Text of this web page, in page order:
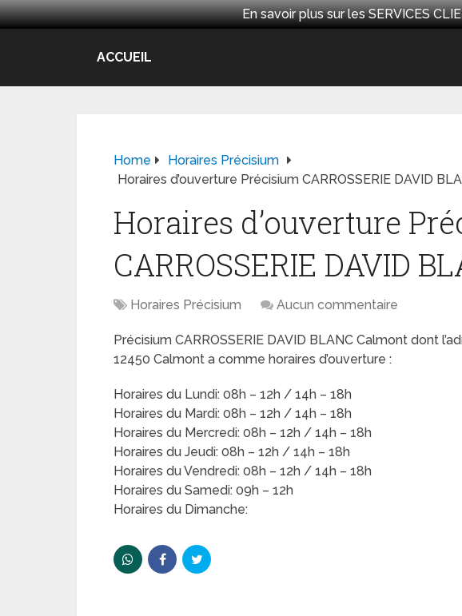
En savoir plus sur les SERVICES
ACCUEIL
Home
Horaires Précisium
Horaires d’ouverture Précisium CARROSSERIE DAVID
Horaires d’ouverture
CARROSSERIE DAVID
Horaires Précisium Aucun commentaire
Précisium CARROSSERIE DAVID BLANC Calmont dont
12450 Calmont a comme horaires d’ouverture :
Horaires du Lundi: 08h – 12h / 14h – 18h
Horaires du Mardi: 08h – 12h / 14h – 18h
Horaires du Mercredi: 08h – 12h / 14h – 18h
Horaires du Jeudi: 08h – 12h / 14h – 18h
Horaires du Vendredi: 08h – 12h / 14h – 18h
Horaires du Samedi: 09h – 12h
Horaires du Dimanche: